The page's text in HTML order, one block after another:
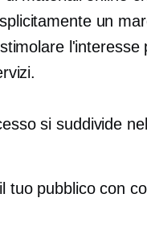
un
l'interesse
si suddivide
tuo pubblico con